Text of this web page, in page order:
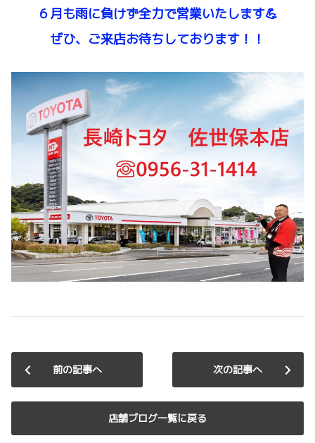
６月も雨に負けず全力で営業いたします💪
ぜひ、ご来店お待ちしております！！
前の記事へ
店舗ブログ一覧に戻る
次の記事へ